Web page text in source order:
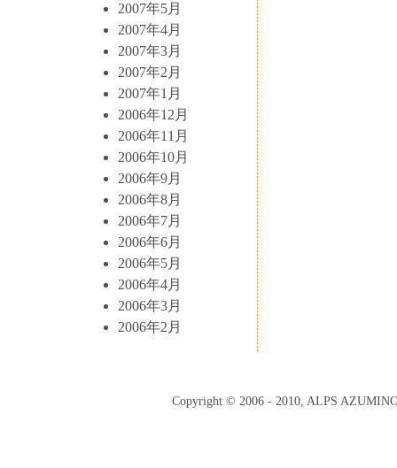
2007年5月
2007年4月
2007年3月
2007年2月
2007年1月
2006年12月
2006年11月
2006年10月
2006年9月
2006年8月
2006年7月
2006年6月
2006年5月
2006年4月
2006年3月
2006年2月
Copyright © 2006 - 2010, ALPS